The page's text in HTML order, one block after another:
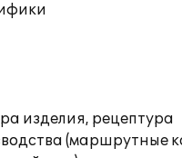
изделия, рецептура
(маршрутные